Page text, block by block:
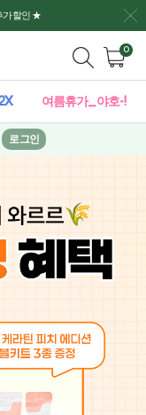
가할인 ★
0
여름휴가_야호-!
로그인